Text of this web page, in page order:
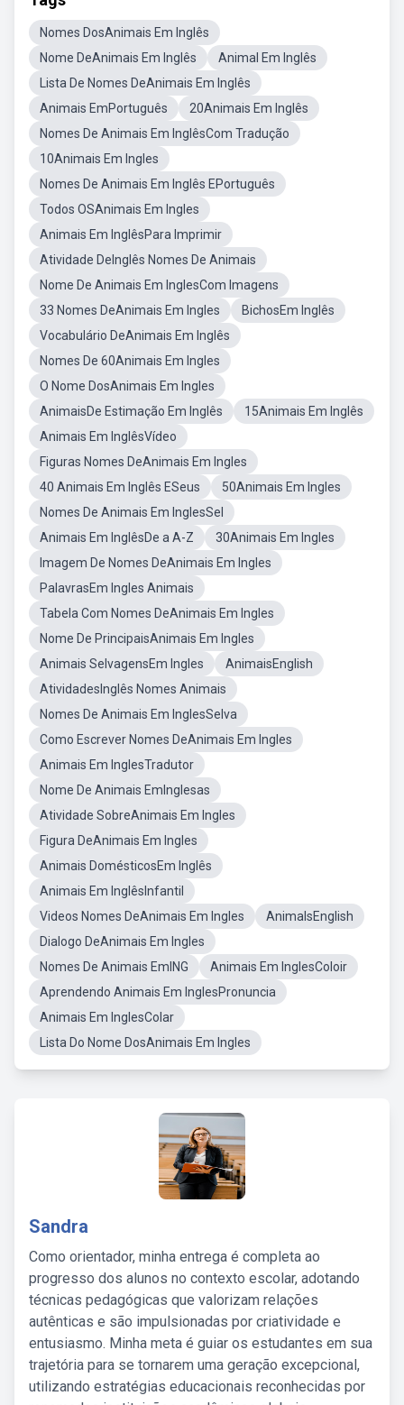
Nomes DosAnimais Em Inglês
Nome DeAnimais Em Inglês
Animal Em Inglês
Lista De Nomes DeAnimais Em Inglês
Animais EmPortuguês
20Animais Em Inglês
Nomes De Animais Em InglêsCom Tradução
10Animais Em Ingles
Nomes De Animais Em Inglês EPortuguês
Todos OSAnimais Em Ingles
Animais Em InglêsPara Imprimir
Atividade DeInglês Nomes De Animais
Nome De Animais Em InglesCom Imagens
33 Nomes DeAnimais Em Ingles
BichosEm Inglês
Vocabulário DeAnimais Em Inglês
Nomes De 60Animais Em Ingles
O Nome DosAnimais Em Ingles
AnimaisDe Estimação Em Inglês
15Animais Em Inglês
Animais Em InglêsVídeo
Figuras Nomes DeAnimais Em Ingles
40 Animais Em Inglês ESeus
50Animais Em Ingles
Nomes De Animais Em InglesSel
Animais Em InglêsDe a A-Z
30Animais Em Ingles
Imagem De Nomes DeAnimais Em Ingles
PalavrasEm Ingles Animais
Tabela Com Nomes DeAnimais Em Ingles
Nome De PrincipaisAnimais Em Ingles
Animais SelvagensEm Ingles
AnimaisEnglish
AtividadesInglês Nomes Animais
Nomes De Animais Em InglesSelva
Como Escrever Nomes DeAnimais Em Ingles
Animais Em InglesTradutor
Nome De Animais EmInglesas
Atividade SobreAnimais Em Ingles
Figura DeAnimais Em Ingles
Animais DomésticosEm Inglês
Animais Em InglêsInfantil
Videos Nomes DeAnimais Em Ingles
AnimalsEnglish
Dialogo DeAnimais Em Ingles
Nomes De Animais EmING
Animais Em InglesColoir
Aprendendo Animais Em InglesPronuncia
Animais Em InglesColar
Lista Do Nome DosAnimais Em Ingles
Sandra
Como orientador, minha entrega é completa ao
progresso dos alunos no contexto escolar, adotando
técnicas pedagógicas que valorizam relações
autênticas e são impulsionadas por criatividade e
entusiasmo. Minha meta é guiar os estudantes em sua
trajetória para se tornarem uma geração excepcional,
utilizando estratégias educacionais reconhecidas por